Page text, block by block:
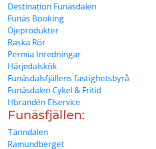
Destination Funäsdalen
Funäs Booking
Öjeprodukter
Raska Rör
Permia Inredningar
Härjedalskök
Funäsdalsfjällens fastighetsbyrå
Funäsdalen Cykel & Fritid
Hbrandén Elservice
Funäsfjällen:
Tänndalen
Ramundberget